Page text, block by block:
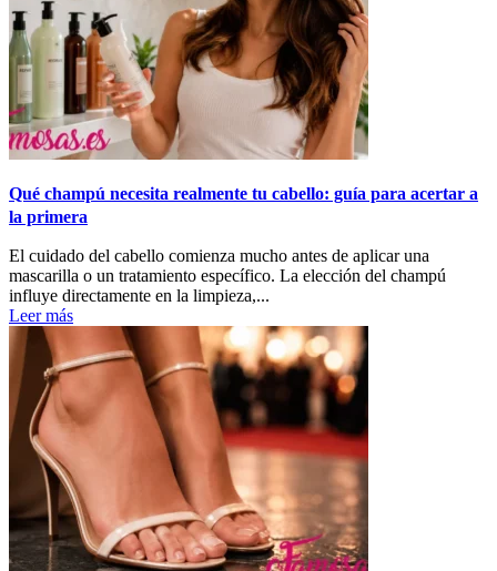
Qué champú necesita realmente tu cabello: guía para acertar a
la primera
El cuidado del cabello comienza mucho antes de aplicar una
mascarilla o un tratamiento específico. La elección del champú
influye directamente en la limpieza,...
Leer más